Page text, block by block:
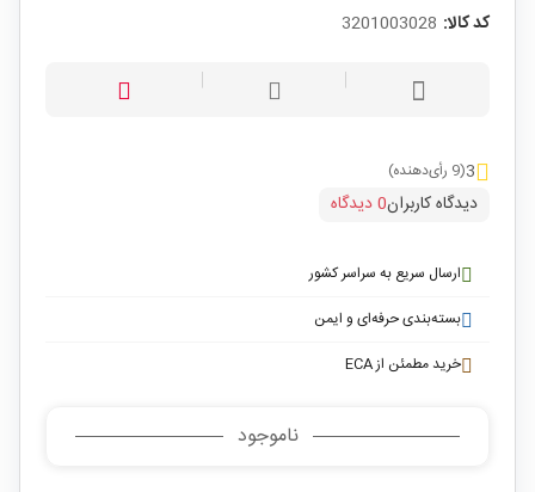
کد کالا: 3201003028
3(9 رأی‌دهنده)
دیدگاه کاربران0 دیدگاه
ارسال سریع به سراسر کشور
بسته‌بندی حرفه‌ای و ایمن
خرید مطمئن از ECA
ناموجود